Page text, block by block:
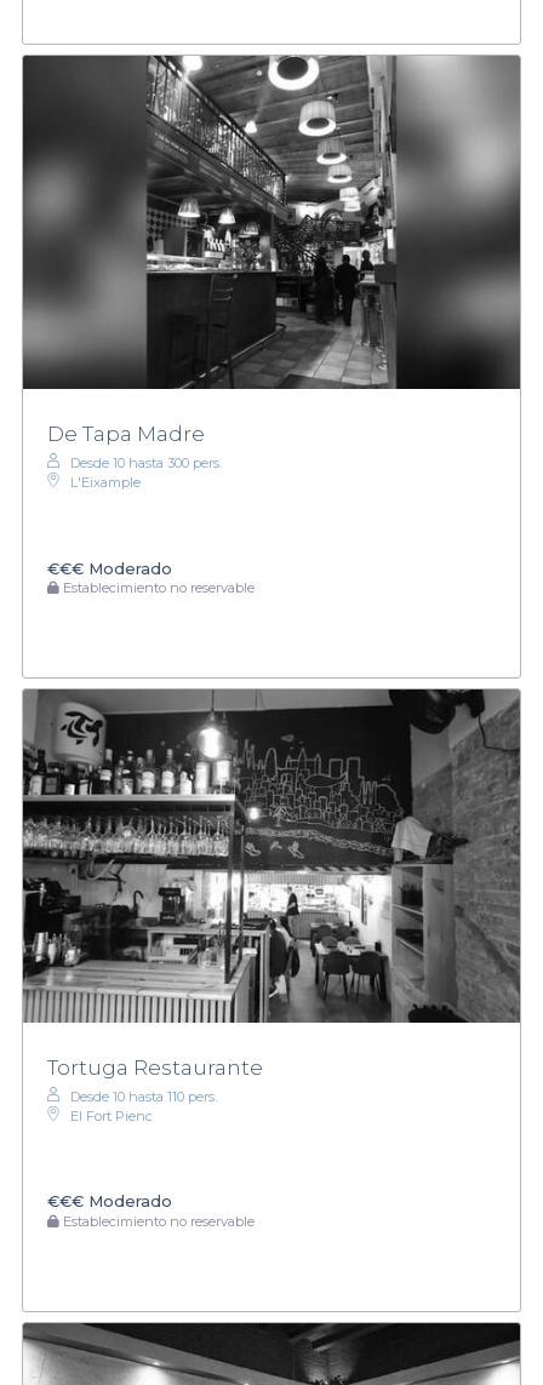
De Tapa Madre
Desde 10 hasta 300 pers.
L'Eixample
€€€ Moderado
Establecimiento no reservable
Tortuga Restaurante
Desde 10 hasta 110 pers.
El Fort Pienc
€€€ Moderado
Establecimiento no reservable